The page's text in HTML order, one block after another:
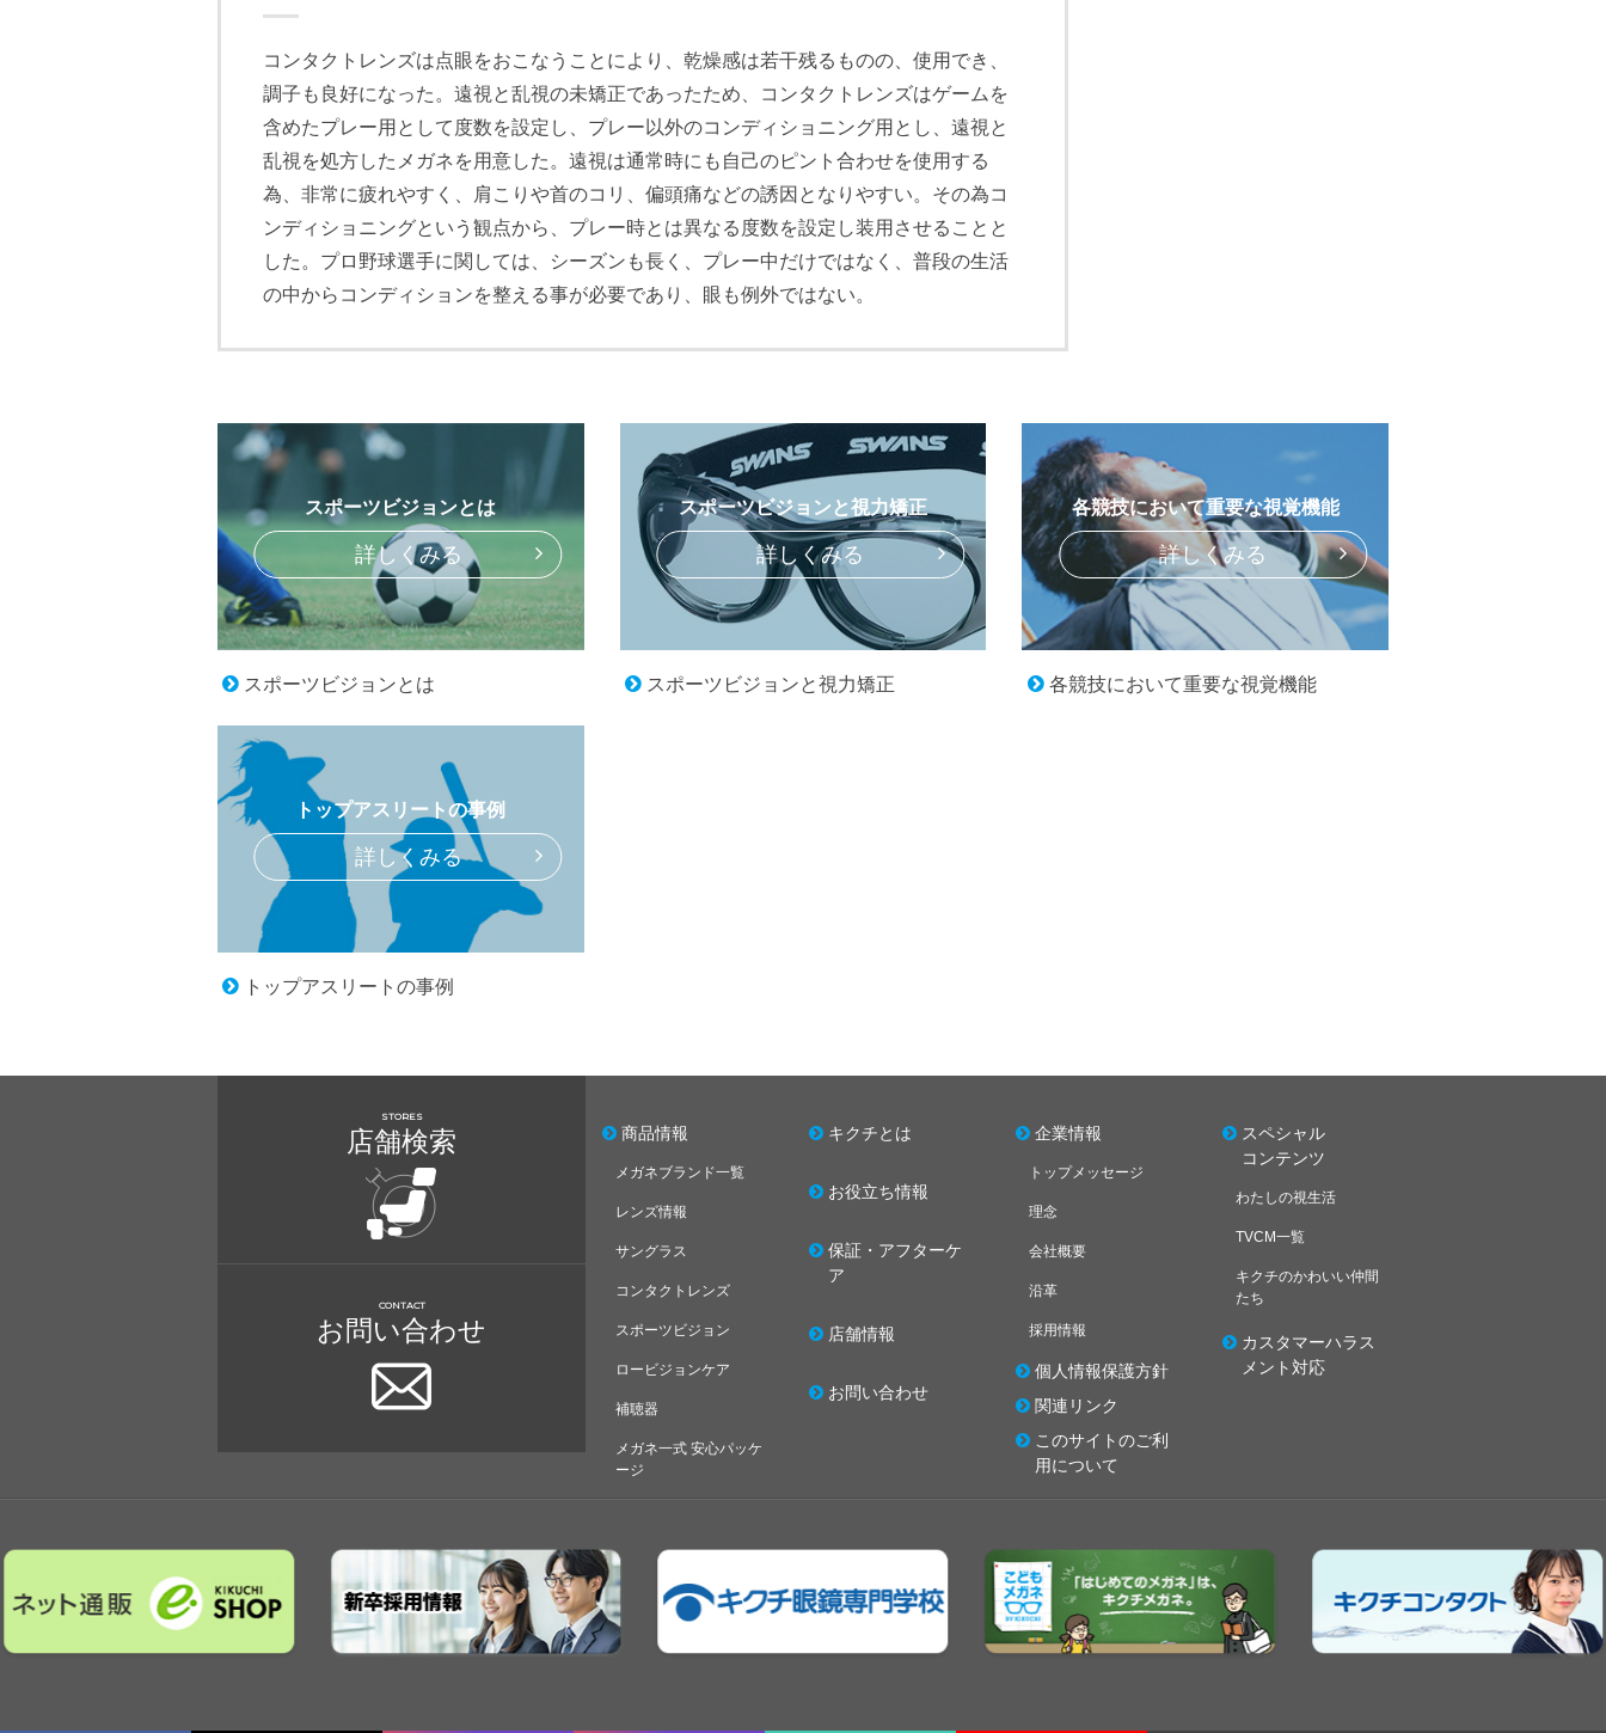
コンタクトレンズは点眼をおこなうことにより、乾燥感は若干残るものの、使用でき、
調子も良好になった。遠視と乱視の未矯正であったため、コンタクトレンズはゲームを
含めたプレー用として度数を設定し、プレー以外のコンディショニング用とし、遠視と
乱視を処方したメガネを用意した。遠視は通常時にも自己のピント合わせを使用する
為、非常に疲れやすく、肩こりや首のコリ、偏頭痛などの誘因となりやすい。その為コ
ンディショニングという観点から、プレー時とは異なる度数を設定し装用させることと
した。プロ野球選手に関しては、シーズンも長く、プレー中だけではなく、普段の生活
の中からコンディションを整える事が必要であり、眼も例外ではない。
スポーツビジョンとは
詳しくみる
スポーツビジョンとは
スポーツビジョンと視力矯正
詳しくみる
スポーツビジョンと視力矯正
各競技において重要な視覚機能
詳しくみる
各競技において重要な視覚機能
トップアスリートの事例
詳しくみる
トップアスリートの事例
STORES
店舗検索
CONTACT
お問い合わせ
商品情報
メガネブランド一覧
レンズ情報
サングラス
コンタクトレンズ
スポーツビジョン
ロービジョンケア
補聴器
メガネ一式 安心パッケ
ージ
キクチとは
お役立ち情報
保証・アフターケ
ア
店舗情報
お問い合わせ
企業情報
トップメッセージ
理念
会社概要
沿革
採用情報
個人情報保護方針
関連リンク
このサイトのご利
用について
スペシャル
コンテンツ
わたしの視生活
TVCM一覧
キクチのかわいい仲間
たち
カスタマーハラス
メント対応